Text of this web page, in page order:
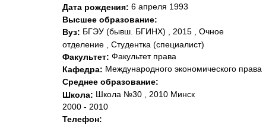
Дата рождения: 6 апреля 1993
Высшее образование:
Вуз: БГЭУ (бывш. БГИНХ) , 2015 , Очное
отделение , Студентка (специалист)
Факультет: Факультет права
Кафедра: Международного экономического права
Среднее образование:
Школа: Школа №30 , 2010 Минск
2000 - 2010
Телефон: